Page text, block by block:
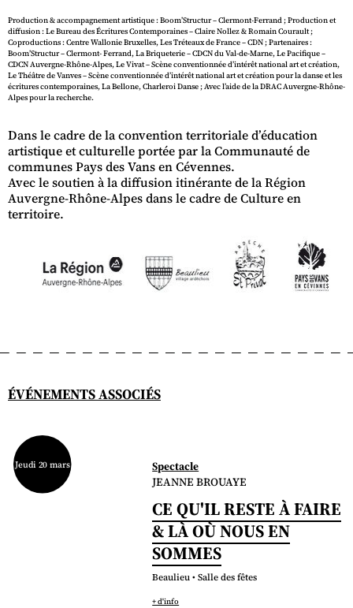
Production & accompagnement artistique : Boom’Structur – Clermont-Ferrand ; Production et
diffusion : Le Bureau des Écritures Contemporaines – Claire Nollez & Romain Courault ;
Coproductions : Centre Wallonie Bruxelles, Les Tréteaux de France – CDN ; Partenaires :
Boom’Structur – Clermont- Ferrand, La Briqueterie – CDCN du Val-de-Marne, Le Pacifique –
CDCN Auvergne-Rhône-Alpes, Le Vivat – Scène conventionnée d’intérêt national art et création,
Le Théâtre de Vanves – Scène conventionnée d’intérêt national art et création pour la danse et les
écritures contemporaines, La Bellone, Charleroi Danse ; Avec l’aide de la DRAC Auvergne-Rhône-
Alpes pour la recherche.
Dans le cadre de la convention territoriale d’éducation
artistique et culturelle portée par la Communauté de
communes Pays des Vans en Cévennes.
Avec le soutien à la diffusion itinérante de la Région
Auvergne-Rhône-Alpes dans le cadre de Culture en
territoire.
ÉVÉNEMENTS ASSOCIÉS
Spectacle
Jeudi 20 mars
JEANNE BROUAYE
CE QU'IL RESTE À FAIRE
& LÀ OÙ NOUS EN
SOMMES
Beaulieu • Salle des fêtes
+ d'info